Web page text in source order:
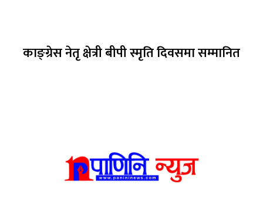
काङ्ग्रेस नेतृ क्षेत्री बीपी स्मृति दिवसमा सम्मानित